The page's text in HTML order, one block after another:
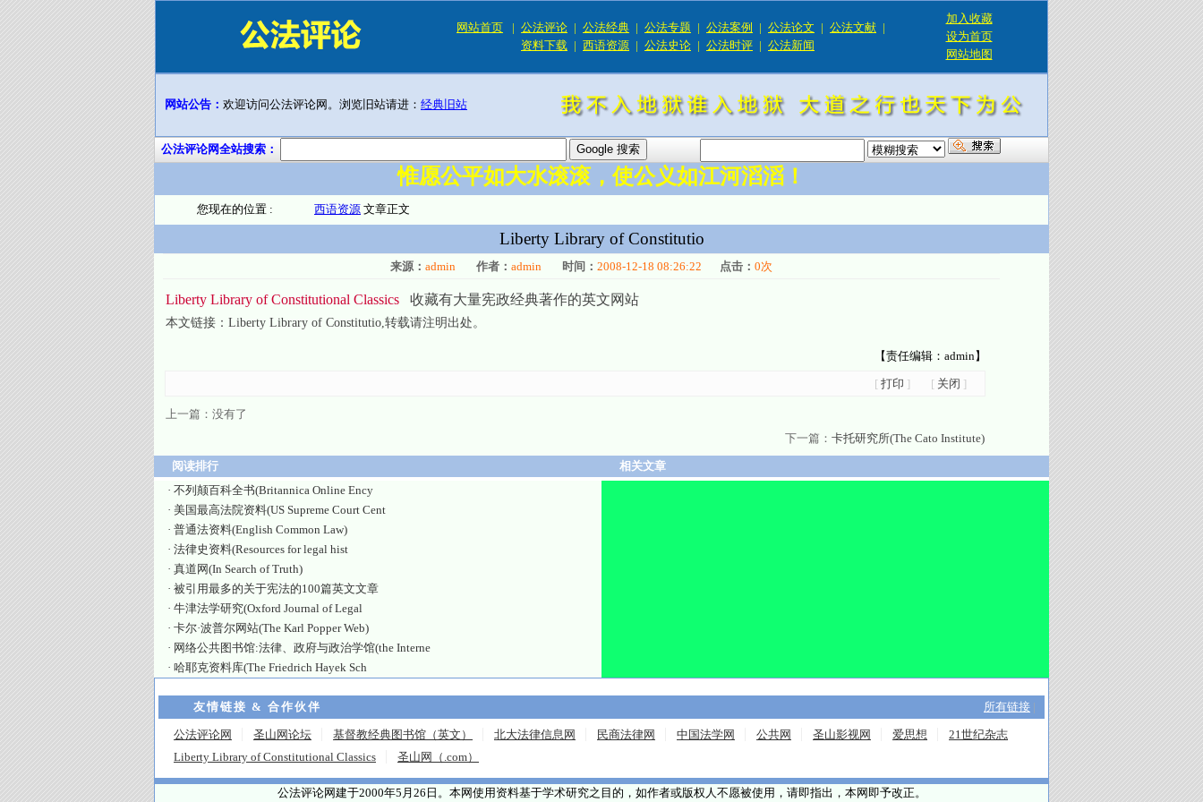
网站首页 | 公法评论 | 公法经典 | 公法专题 | 公法案例 | 公法论文 | 公法文献 |
资料下载 | 西语资源 | 公法史论 | 公法时评 | 公法新闻
加入收藏
设为首页
网站地图
网站公告： 欢迎访问公法评论网。浏览旧站请进： 经典旧站
公法评论网全站搜索：
惟愿公平如大水滚滚，使公义如江河滔滔！
您现在的位置 : 西语资源 文章正文
Liberty Library of Constitutio
来源： admin 作者： admin 时间： 2008-12-18 08:26:22 点击： 0次
Liberty Library of Constitutional Classics 收藏有大量宪政经典著作的英文网站
本文链接： Liberty Library of Constitutio,转载请注明出处。
【责任编辑：admin】
[ 打印 ] [ 关闭 ]
上一篇：没有了
下一篇： 卡托研究所(The Cato Institute)
阅读排行
· 不列颠百科全书(Britannica Online Ency
· 美国最高法院资料(US Supreme Court Cent
· 普通法资料(English Common Law)
· 法律史资料(Resources for legal hist
· 真道网(In Search of Truth)
· 被引用最多的关于宪法的100篇英文文章
· 牛津法学研究(Oxford Journal of Legal
· 卡尔·波普尔网站(The Karl Popper Web)
· 网络公共图书馆:法律、政府与政治学馆(the Interne
· 哈耶克资料库(The Friedrich Hayek Sch
相关文章
友情链接 & 合作伙伴 所有链接 |
公法评论网 圣山网论坛 基督教经典图书馆（英文） 北大法律信息网 民商法律网 中国法学网 公共网 圣山影视网 爱思想
21世纪杂志
Liberty Library of Constitutional Classics
圣山网（.com）
公法评论网建于2000年5月26日。本网使用资料基于学术研究之目的，如作者或版权人不愿被使用，请即指出，本网即予改正。